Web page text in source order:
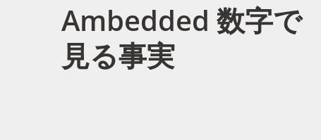
Ambedded 数字で
見る事実